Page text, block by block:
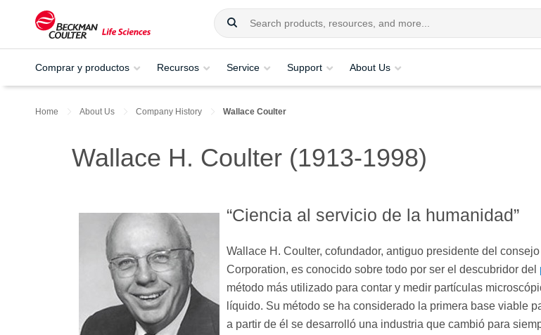
Comprar y productos Recursos Service Support About Us
Home About Us Company History Wallace Coulter
Wallace H. Coulter (1913-1998)
“Ciencia al servicio de la humanidad”
Wallace H. Coulter, cofundador, antiguo presidente del
Corporation, es conocido sobre todo por ser el descubridor del
método más utilizado para contar y medir partículas
líquido. Su método se ha considerado la primera base viable
a partir de él se desarrolló una industria que cambió para